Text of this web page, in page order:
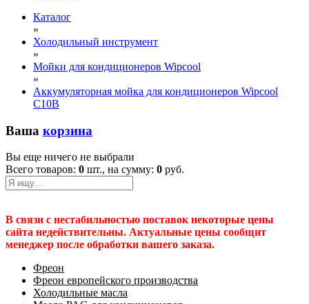
Каталог
»
Холодильный инструмент
»
Мойки для кондиционеров Wipcool
»
Аккумуляторная мойка для кондиционеров Wipcool
C10B
Ваша корзина
Вы еще ничего не выбрали
Всего товаров: 0 шт., на сумму: 0 руб.
В связи с нестабильностью поставок некоторые цены
сайта недействительны. Актуальные цены сообщит
менеджер после обработки вашего заказа.
Фреон
Фреон европейского производства
Холодильные масла